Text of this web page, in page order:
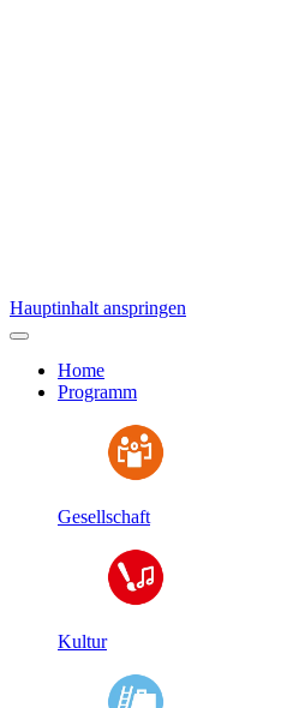
Hauptinhalt anspringen
Home
Programm
Gesellschaft
Kultur